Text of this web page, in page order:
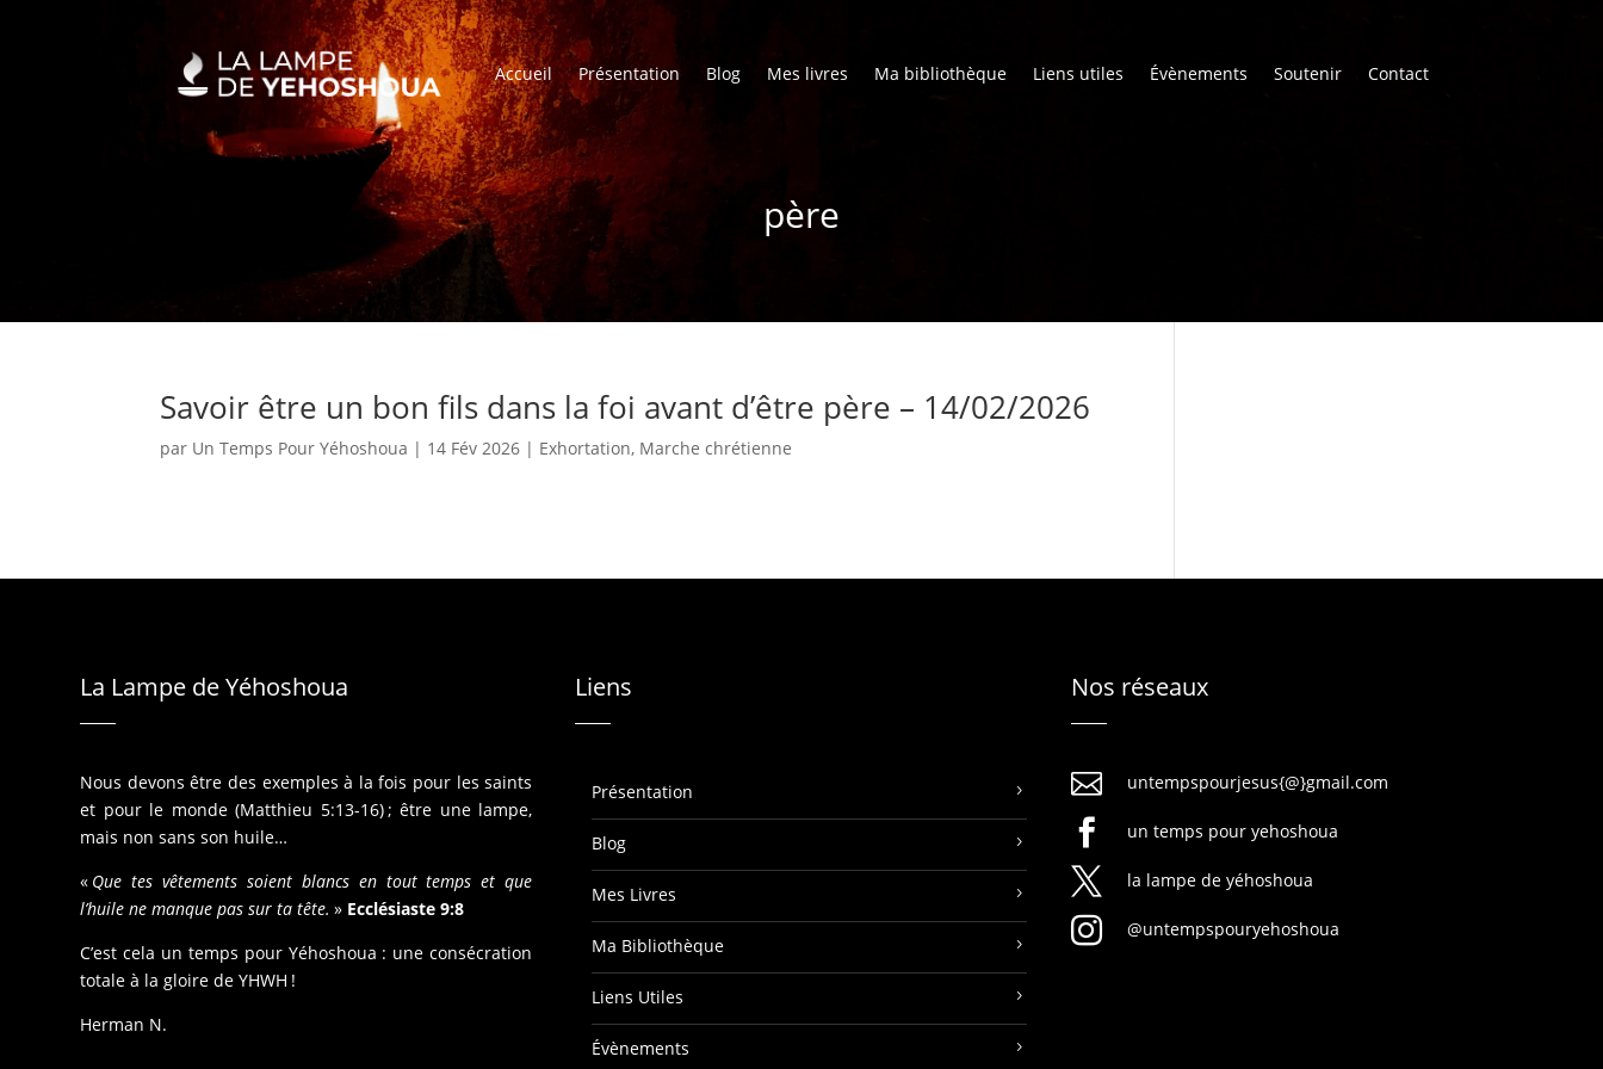
Accueil Présentation Blog Mes livres Ma bibliothèque Liens utiles Évènements Soutenir Contact
père
Savoir être un bon fils dans la foi avant d’être père – 14/02/2026
par Un Temps Pour Yéhoshoua | 14 Fév 2026 | Exhortation, Marche chrétienne
La Lampe de Yéhoshoua
Nous devons être des exemples à la fois pour les saints
et pour le monde (Matthieu 5:13-16) ; être une lampe,
mais non sans son huile…
« Que tes vêtements soient blancs en tout temps et que
l’huile ne manque pas sur ta tête. » Ecclésiaste 9:8
C’est cela un temps pour Yéhoshoua : une consécration
totale à la gloire de YHWH !
Herman N.
Liens
Présentation
Blog
Mes Livres
Ma Bibliothèque
Liens Utiles
Évènements
Nos réseaux
 untempspourjesus{@}gmail.com
 un temps pour yehoshoua
 la lampe de yéhoshoua
 @untempspouryehoshoua